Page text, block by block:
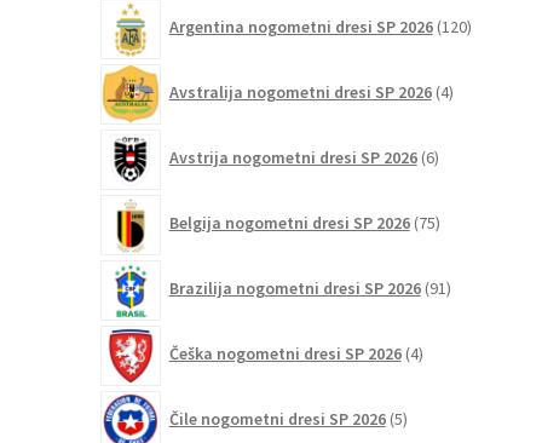
Argentina nogometni dresi SP 2026 120izdelkov
Avstralija nogometni dresi SP 2026 4izdelki
Avstrija nogometni dresi SP 2026 6izdelkov
Belgija nogometni dresi SP 2026 75izdelkov
Brazilija nogometni dresi SP 2026 91izdelkov
Češka nogometni dresi SP 2026 4izdelki
Čile nogometni dresi SP 2026 5izdelkov